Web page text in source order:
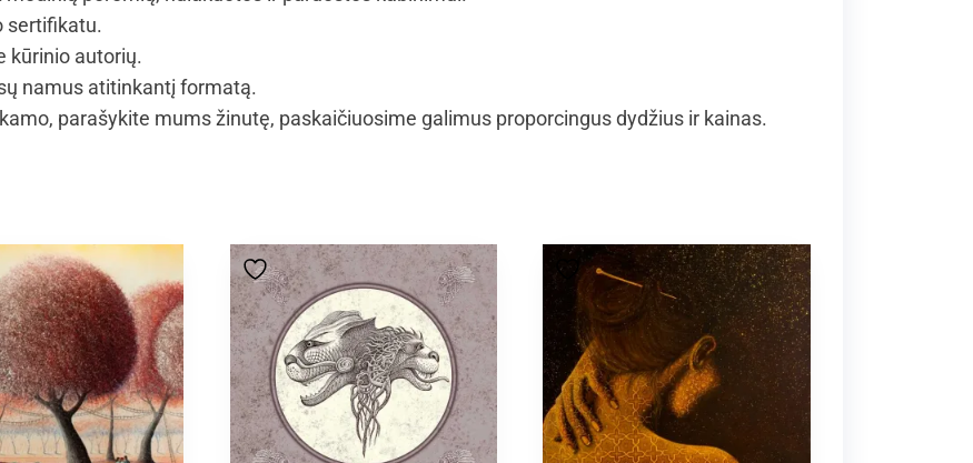
sertifikatu.
kūrinio autorių.
namus atitinkantį formatą.
parašykite mums žinutę, paskaičiuosime galimus proporcingus dydžius ir kainas.